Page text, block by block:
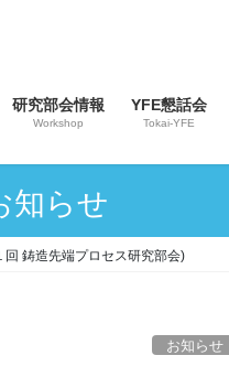
研究部会情報
Workshop
YFE懇話会
Tokai-YFE
知らせ
鋳造先端プロセス研究部会)
お知らせ